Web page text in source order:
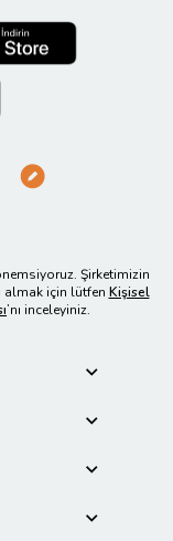
Şirketimizin
almak için lütfen Kişisel
’nı inceleyiniz.